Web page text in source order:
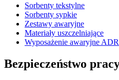
Sorbenty tekstylne
Sorbenty sypkie
Zestawy awaryjne
Materiały uszczelniające
Wyposażenie awaryjne ADR
Bezpieczeństwo